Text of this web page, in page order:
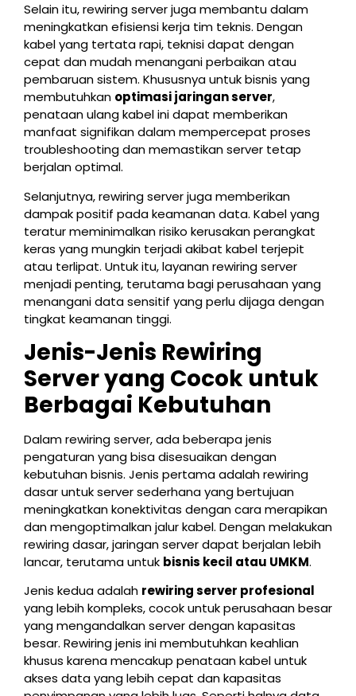
Selain itu, rewiring server juga membantu dalam
meningkatkan efisiensi kerja tim teknis. Dengan
kabel yang tertata rapi, teknisi dapat dengan
cepat dan mudah menangani perbaikan atau
pembaruan sistem. Khususnya untuk bisnis yang
membutuhkan optimasi jaringan server,
penataan ulang kabel ini dapat memberikan
manfaat signifikan dalam mempercepat proses
troubleshooting dan memastikan server tetap
berjalan optimal.
Selanjutnya, rewiring server juga memberikan
dampak positif pada keamanan data. Kabel yang
teratur meminimalkan risiko kerusakan perangkat
keras yang mungkin terjadi akibat kabel terjepit
atau terlipat. Untuk itu, layanan rewiring server
menjadi penting, terutama bagi perusahaan yang
menangani data sensitif yang perlu dijaga dengan
tingkat keamanan tinggi.
Jenis-Jenis Rewiring
Server yang Cocok untuk
Berbagai Kebutuhan
Dalam rewiring server, ada beberapa jenis
pengaturan yang bisa disesuaikan dengan
kebutuhan bisnis. Jenis pertama adalah rewiring
dasar untuk server sederhana yang bertujuan
meningkatkan konektivitas dengan cara merapikan
dan mengoptimalkan jalur kabel. Dengan melakukan
rewiring dasar, jaringan server dapat berjalan lebih
lancar, terutama untuk bisnis kecil atau UMKM.
Jenis kedua adalah rewiring server profesional
yang lebih kompleks, cocok untuk perusahaan besar
yang mengandalkan server dengan kapasitas
besar. Rewiring jenis ini membutuhkan keahlian
khusus karena mencakup penataan kabel untuk
akses data yang lebih cepat dan kapasitas